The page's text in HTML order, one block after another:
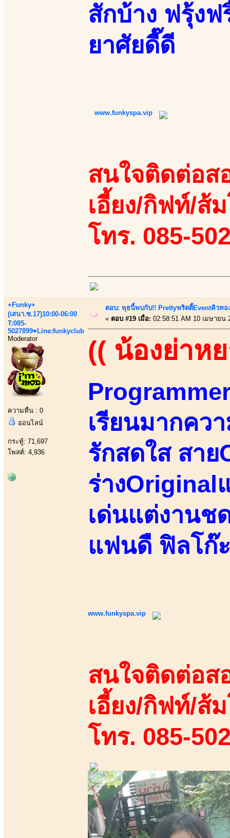
สักบ้าง ฟรุ้งฟ
ยาศัยดี๊ดี
www.funkyspa.vip
สนใจติดต่อส
เอี้ยง/กิฟท์/ส้
โทร. 085-
+Funky+
(เสนา.ซ.17)10:00-06:00
T:085-
5027899♥Line:funkyclub
Moderator
ความหื่น : 0
ออนไลน์
กระทู้: 71,697
โพสต์: 4,936
ตอบ: พุธนี้พบกับ!! Prettyพริตตี้Eventคิวทอ
« ตอบ #19 เมื่อ: 02:58:51 AM 10 เมษายน
(( น้องย่าห
เรียนมากคว
รักสดใส สา
ร่างOriginal
เด่นแต่งานช
แฟนดื ฟิลโก๊
www.funkyspa.vip
สนใจติดต่อส
เอี้ยง/กิฟท์/ส้
โทร. 085-